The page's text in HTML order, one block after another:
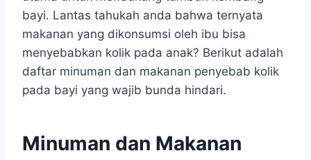
bayi. Lantas tahukah anda bahwa ternyata
makanan yang dikonsumsi oleh ibu bisa
menyebabkan kolik pada anak? Berikut adalah
daftar minuman dan makanan penyebab kolik
pada bayi yang wajib bunda hindari.
Minuman dan Makanan